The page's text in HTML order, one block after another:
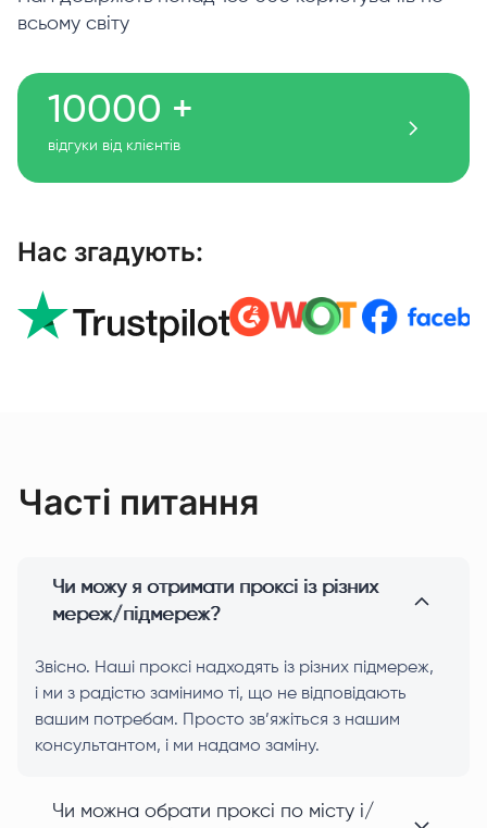
всьому світу
10000 +
відгуки від клієнтів
Нас згадують:
Часті питання
Чи можу я отримати проксі із різних
мереж/підмереж?
Звісно. Наші проксі надходять із різних підмереж,
і ми з радістю замінимо ті, що не відповідають
вашим потребам. Просто зв’яжіться з нашим
консультантом, і ми надамо заміну.
Чи можна обрати проксі по місту і/